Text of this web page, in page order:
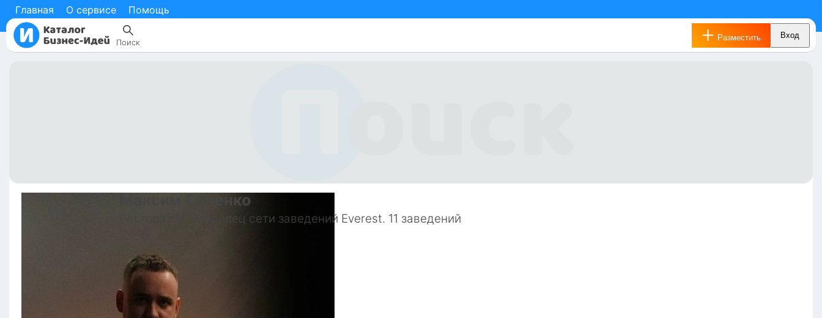
Главная О сервисе Помощь
Поиск
Вход
Разместить
Саченко
Ресторатор. Владелец сети заведений Everest. 11 заведений